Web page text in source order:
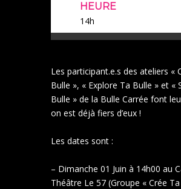
HEURE
14h
Les participant.e.s des ateliers «
Bulle », « Explore Ta Bulle » et «
Bulle » de la Bulle Carrée font
on est déjà fiers d’eux !
Les dates sont :
– Dimanche 01 Juin à 14h00 au
Théâtre Le 57 (Groupe « Crée